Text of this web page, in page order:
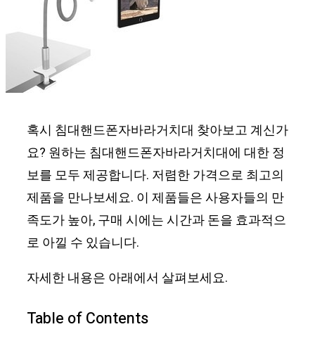
혹시 침대핸드폰자바라거치대 찾아보고 계신가
요? 원하는 침대핸드폰자바라거치대에 대한 정
보를 모두 제공합니다. 저렴한 가격으로 최고의
제품을 만나보세요. 이 제품들은 사용자들의 만
족도가 높아, 구매 시에는 시간과 돈을 효과적으
로 아낄 수 있습니다.
자세한 내용은 아래에서 살펴보세요.
Table of Contents